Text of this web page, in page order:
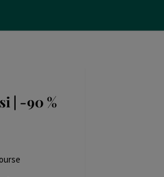
| -90 %